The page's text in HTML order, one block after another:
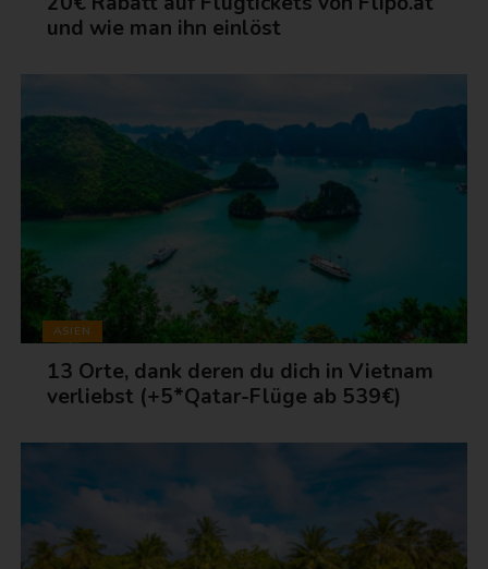
und wie man ihn einlöst
ASIEN
13 Orte, dank deren du dich in Vietnam
verliebst (+5*Qatar-Flüge ab 539€)